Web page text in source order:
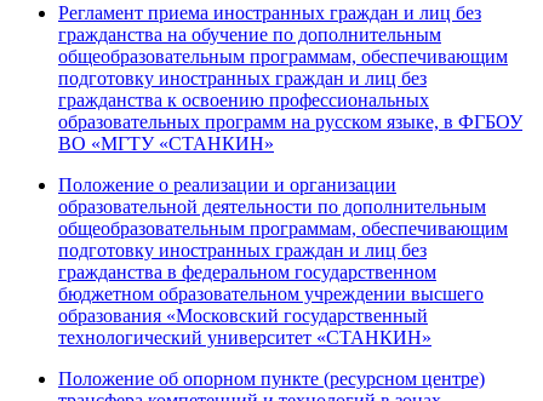
Регламент приема иностранных граждан и лиц без
гражданства на обучение по дополнительным
общеобразовательным программам, обеспечивающим
подготовку иностранных граждан и лиц без
гражданства к освоению профессиональных
образовательных программ на русском языке, в ФГБОУ
ВО «МГТУ «СТАНКИН»
Положение о реализации и организации
образовательной деятельности по дополнительным
общеобразовательным программам, обеспечивающим
подготовку иностранных граждан и лиц без
гражданства в федеральном государственном
бюджетном образовательном учреждении высшего
образования «Московский государственный
технологический университет «СТАНКИН»
Положение об опорном пункте (ресурсном центре)